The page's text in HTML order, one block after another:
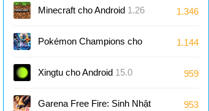
cho Android 2.2
Minecraft cho Android 1.26 1.346
Pokémon Champions cho
Android 1.1
1.144
Xingtu cho Android 15.0 959
Garena Free Fire: Sinh Nhật 953